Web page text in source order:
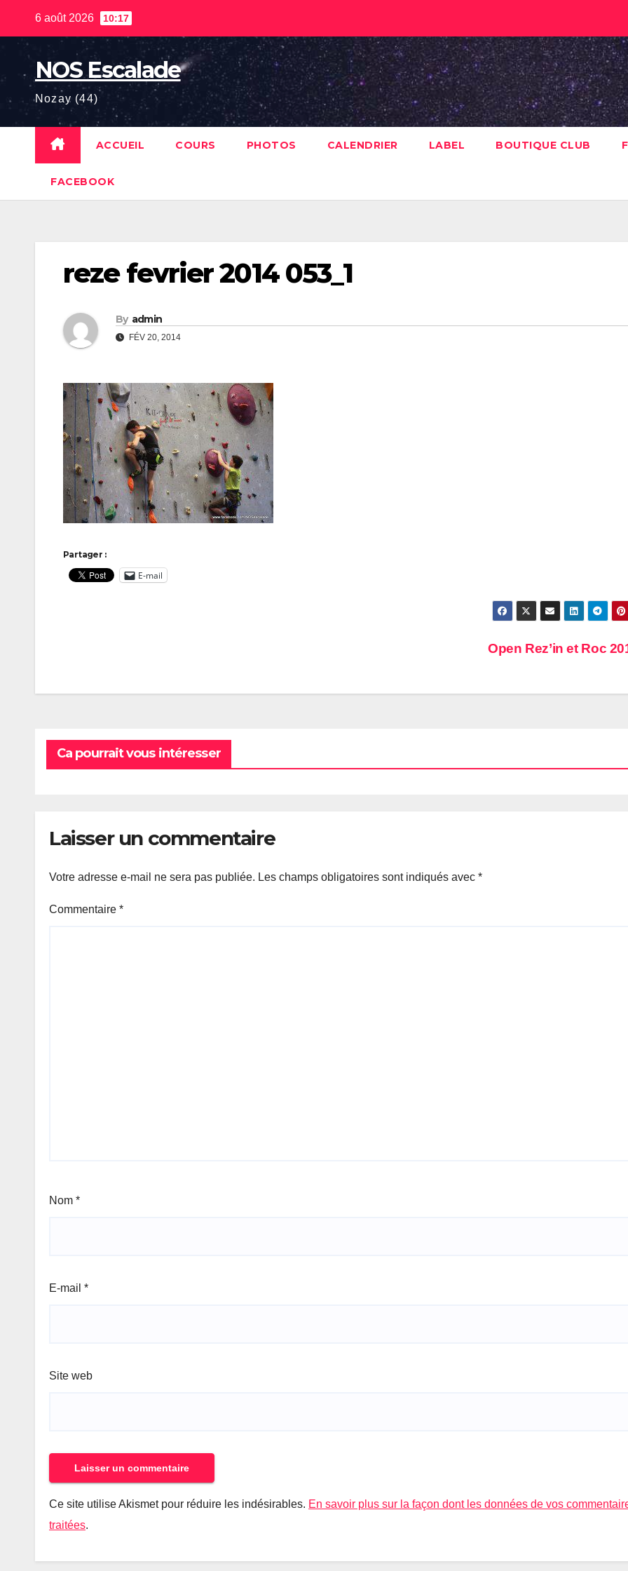
6 août 2026 10:17
NOS Escalade
Nozay (44)
ACCUEIL COURS PHOTOS CALENDRIER LABEL BOUTIQUE CLUB
FACEBOOK
reze fevrier 2014 053_1
By admin
FÉV 20, 2014
Partager :
E-mail
Open Rez’in et Roc
Ca pourrait vous intéresser
Laisser un commentaire
Votre adresse e-mail ne sera pas publiée. Les champs obligatoires sont indiqués avec *
Commentaire *
Nom *
E-mail *
Site web
Ce site utilise Akismet pour réduire les indésirables. En savoir plus sur la façon dont les données de vos
traitées.